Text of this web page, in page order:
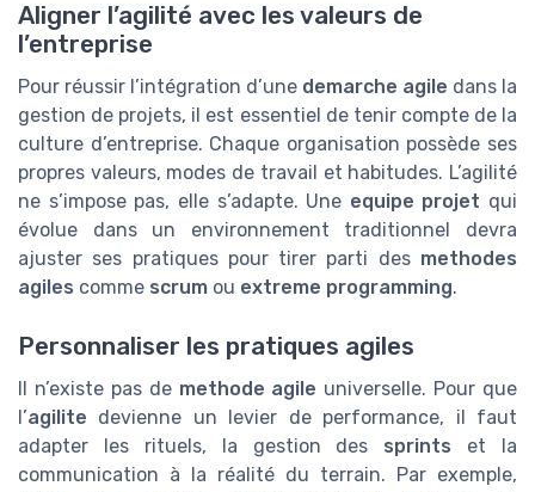
Aligner l’agilité avec les valeurs de
l’entreprise
Pour réussir l’intégration d’une demarche agile dans la
gestion de projets, il est essentiel de tenir compte de la
culture d’entreprise. Chaque organisation possède ses
propres valeurs, modes de travail et habitudes. L’agilité
ne s’impose pas, elle s’adapte. Une equipe projet qui
évolue dans un environnement traditionnel devra
ajuster ses pratiques pour tirer parti des methodes
agiles comme scrum ou extreme programming.
Personnaliser les pratiques agiles
Il n’existe pas de methode agile universelle. Pour que
l’agilite devienne un levier de performance, il faut
adapter les rituels, la gestion des sprints et la
communication à la réalité du terrain. Par exemple,